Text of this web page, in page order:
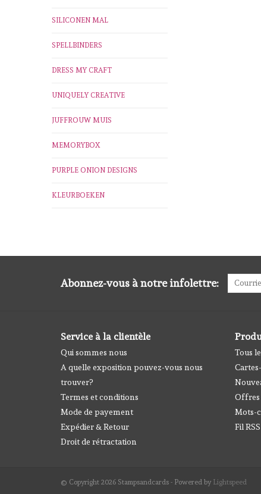
SILICONEN MAL
SPELLBINDERS
DRESS MY CRAFT
UNIQUELY CREATIVE
JUFFROUW MUIS
MEMORYBOX
PURPLE ONION DESIGNS
KLEURBOEKEN
Abonnez-vous à notre infolettre:
Service à la clientèle
Qui sommes nous
A quelle exposition pouvez-vous nous
trouver?
Termes et conditions
Mode de payement
Expédier & Retour
Droit de rétractation
Tous
Offres
Mots-
Fil RSS
© Copyright 2026 Stampsandcards - Powered by Lightspeed